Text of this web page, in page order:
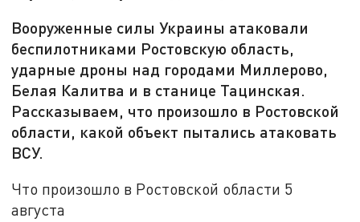
Вооруженные силы Украины атаковали
беспилотниками Ростовскую область,
ударные дроны над городами Миллерово,
Белая Калитва и в станице Тацинская.
Рассказываем, что произошло в Ростовской
области, какой объект пытались атаковать
ВСУ.
Что произошло в Ростовской области 5
августа